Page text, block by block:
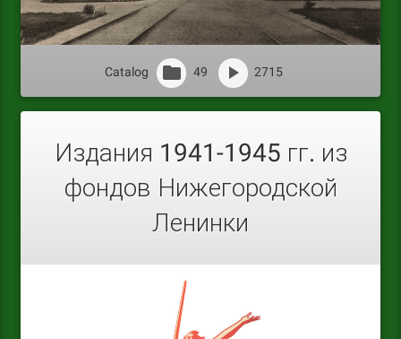
Catalog 49 2715
Издания 1941-1945 гг. из
фондов Нижегородской
Ленинки